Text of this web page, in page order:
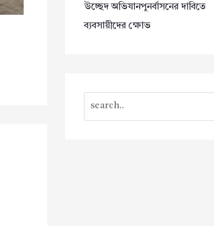
উচ্ছেদ অভিযানপুনর্বাসনের দাবিতে
ব্যবসায়ীদের ক্ষোভ